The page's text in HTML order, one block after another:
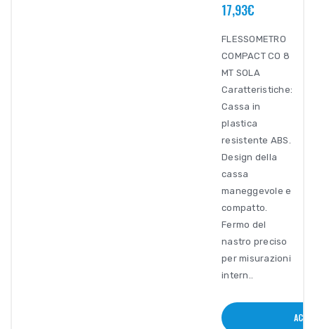
17,93€
FLESSOMETRO
COMPACT CO 8
MT SOLA
Caratteristiche:
Cassa in
plastica
resistente ABS.
Design della
cassa
maneggevole e
compatto.
Fermo del
nastro preciso
per misurazioni
intern..